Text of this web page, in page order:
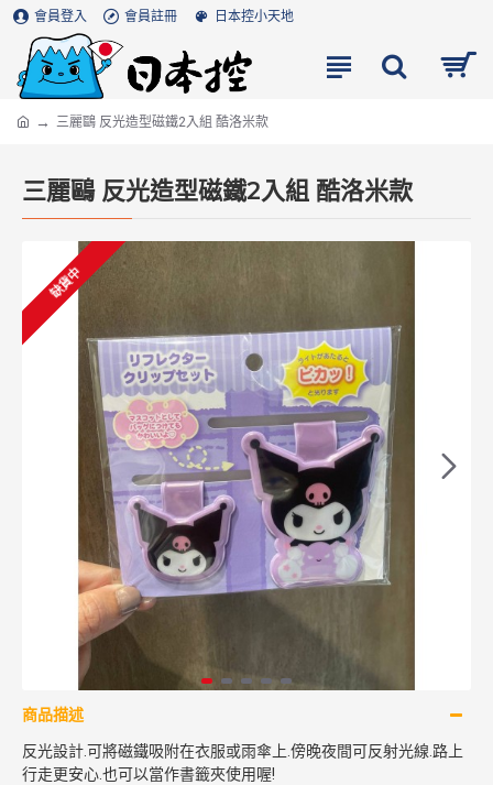
會員登入 會員註冊 日本控小天地
三麗鷗 反光造型磁鐵2入組 酷洛米款
三麗鷗 反光造型磁鐵2入組 酷洛米款
缺貨中
商品描述
反光設計.可將磁鐵吸附在衣服或雨傘上.傍晚夜間可反射光線.路上
行走更安心.也可以當作書籤夾使用喔!